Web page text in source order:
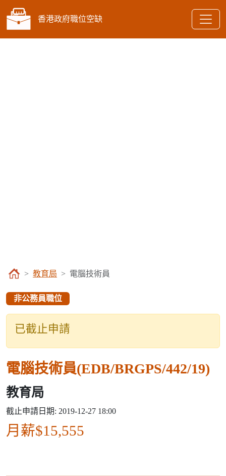
香港政府職位空缺
教育局 電腦技術員
非公務員職位
已截止申請
電腦技術員(EDB/BRGPS/442/19)
教育局
截止申請日期: 2019-12-27 18:00
月薪$15,555